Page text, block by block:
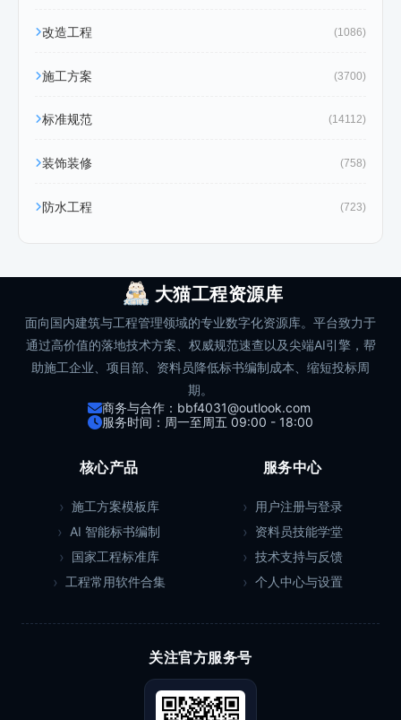
改造工程 (1086)
施工方案 (3700)
标准规范 (14112)
装饰装修 (758)
防水工程 (723)
大猫工程资源库
面向国内建筑与工程管理领域的专业数字化资源库。平台致力于
通过高价值的落地技术方案、权威规范速查以及尖端AI引擎，帮
助施工企业、项目部、资料员降低标书编制成本、缩短投标周
期。
商务与合作：bbf4031@outlook.com
服务时间：周一至周五 09:00 - 18:00
核心产品
施工方案模板库
AI 智能标书编制
国家工程标准库
工程常用软件合集
服务中心
用户注册与登录
资料员技能学堂
技术支持与反馈
个人中心与设置
关注官方服务号